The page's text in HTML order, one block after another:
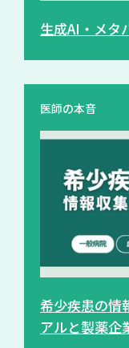
生成AI・メタ
医師の本音
希少疾患の情
アルと製薬企